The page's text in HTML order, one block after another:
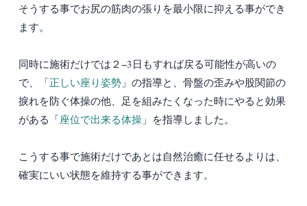
そうする事でお尻の筋肉の張りを最小限に抑える事ができ
ます。
同時に施術だけでは２−3日もすれば戻る可能性が高いの
で、「正しい座り姿勢 」の指導と、骨盤の歪みや股関節の
捩れを防ぐ体操の他、足を組みたくなった時にやると効果
がある「座位で出来る体操 」を指導しました。
こうする事で施術だけであとは自然治癒に任せるよりは、
確実にいい状態を維持する事ができます。